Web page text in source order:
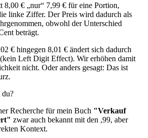
8,00 € „nur“ 7,99 € für eine Portion,
linke Ziffer. Der Preis wird dadurch als
obwohl der Unterschied
beträgt.
€ hingegen 8,01 € ändert sich dadurch
Left Digit Effect). Wir erhöhen damit
nicht. Oder anders gesagt: Das ist
du?
Recherche für mein Buch "Verkauf
zwar auch bekannt mit den ,99, aber
Kontext.